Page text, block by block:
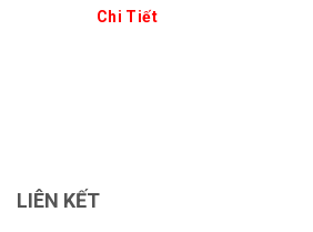
Chi Tiết
LIÊN KẾT